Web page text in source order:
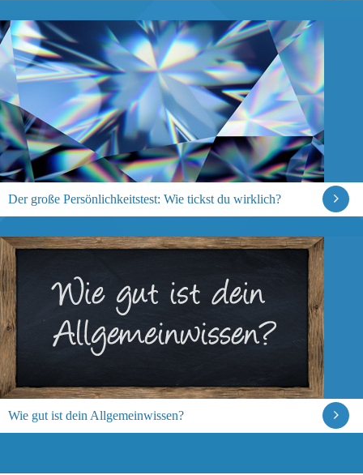
Der große Persönlichkeitstest: Wie tickst du wirklich?
Wie gut ist dein Allgemeinwissen?